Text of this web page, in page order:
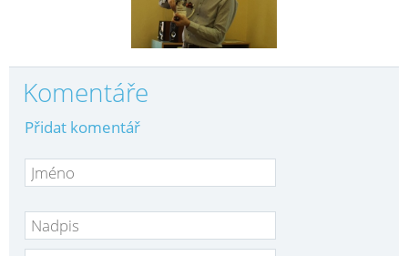
Komentáře
Přidat komentář